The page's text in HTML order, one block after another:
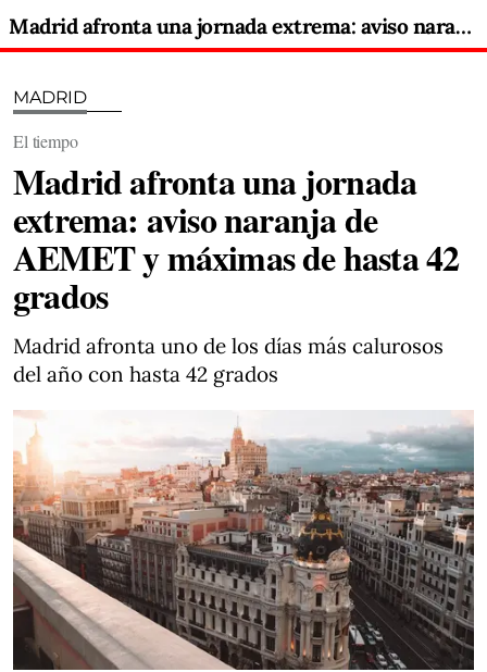
Madrid afronta una jornada extrema: aviso naranja de AEMET y máximas de hasta 42 grados
MADRID
El tiempo
Madrid afronta una jornada
extrema: aviso naranja de
AEMET y máximas de hasta 42
grados
Madrid afronta uno de los días más calurosos
del año con hasta 42 grados